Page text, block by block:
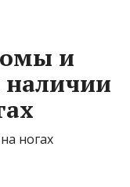
и
ногах